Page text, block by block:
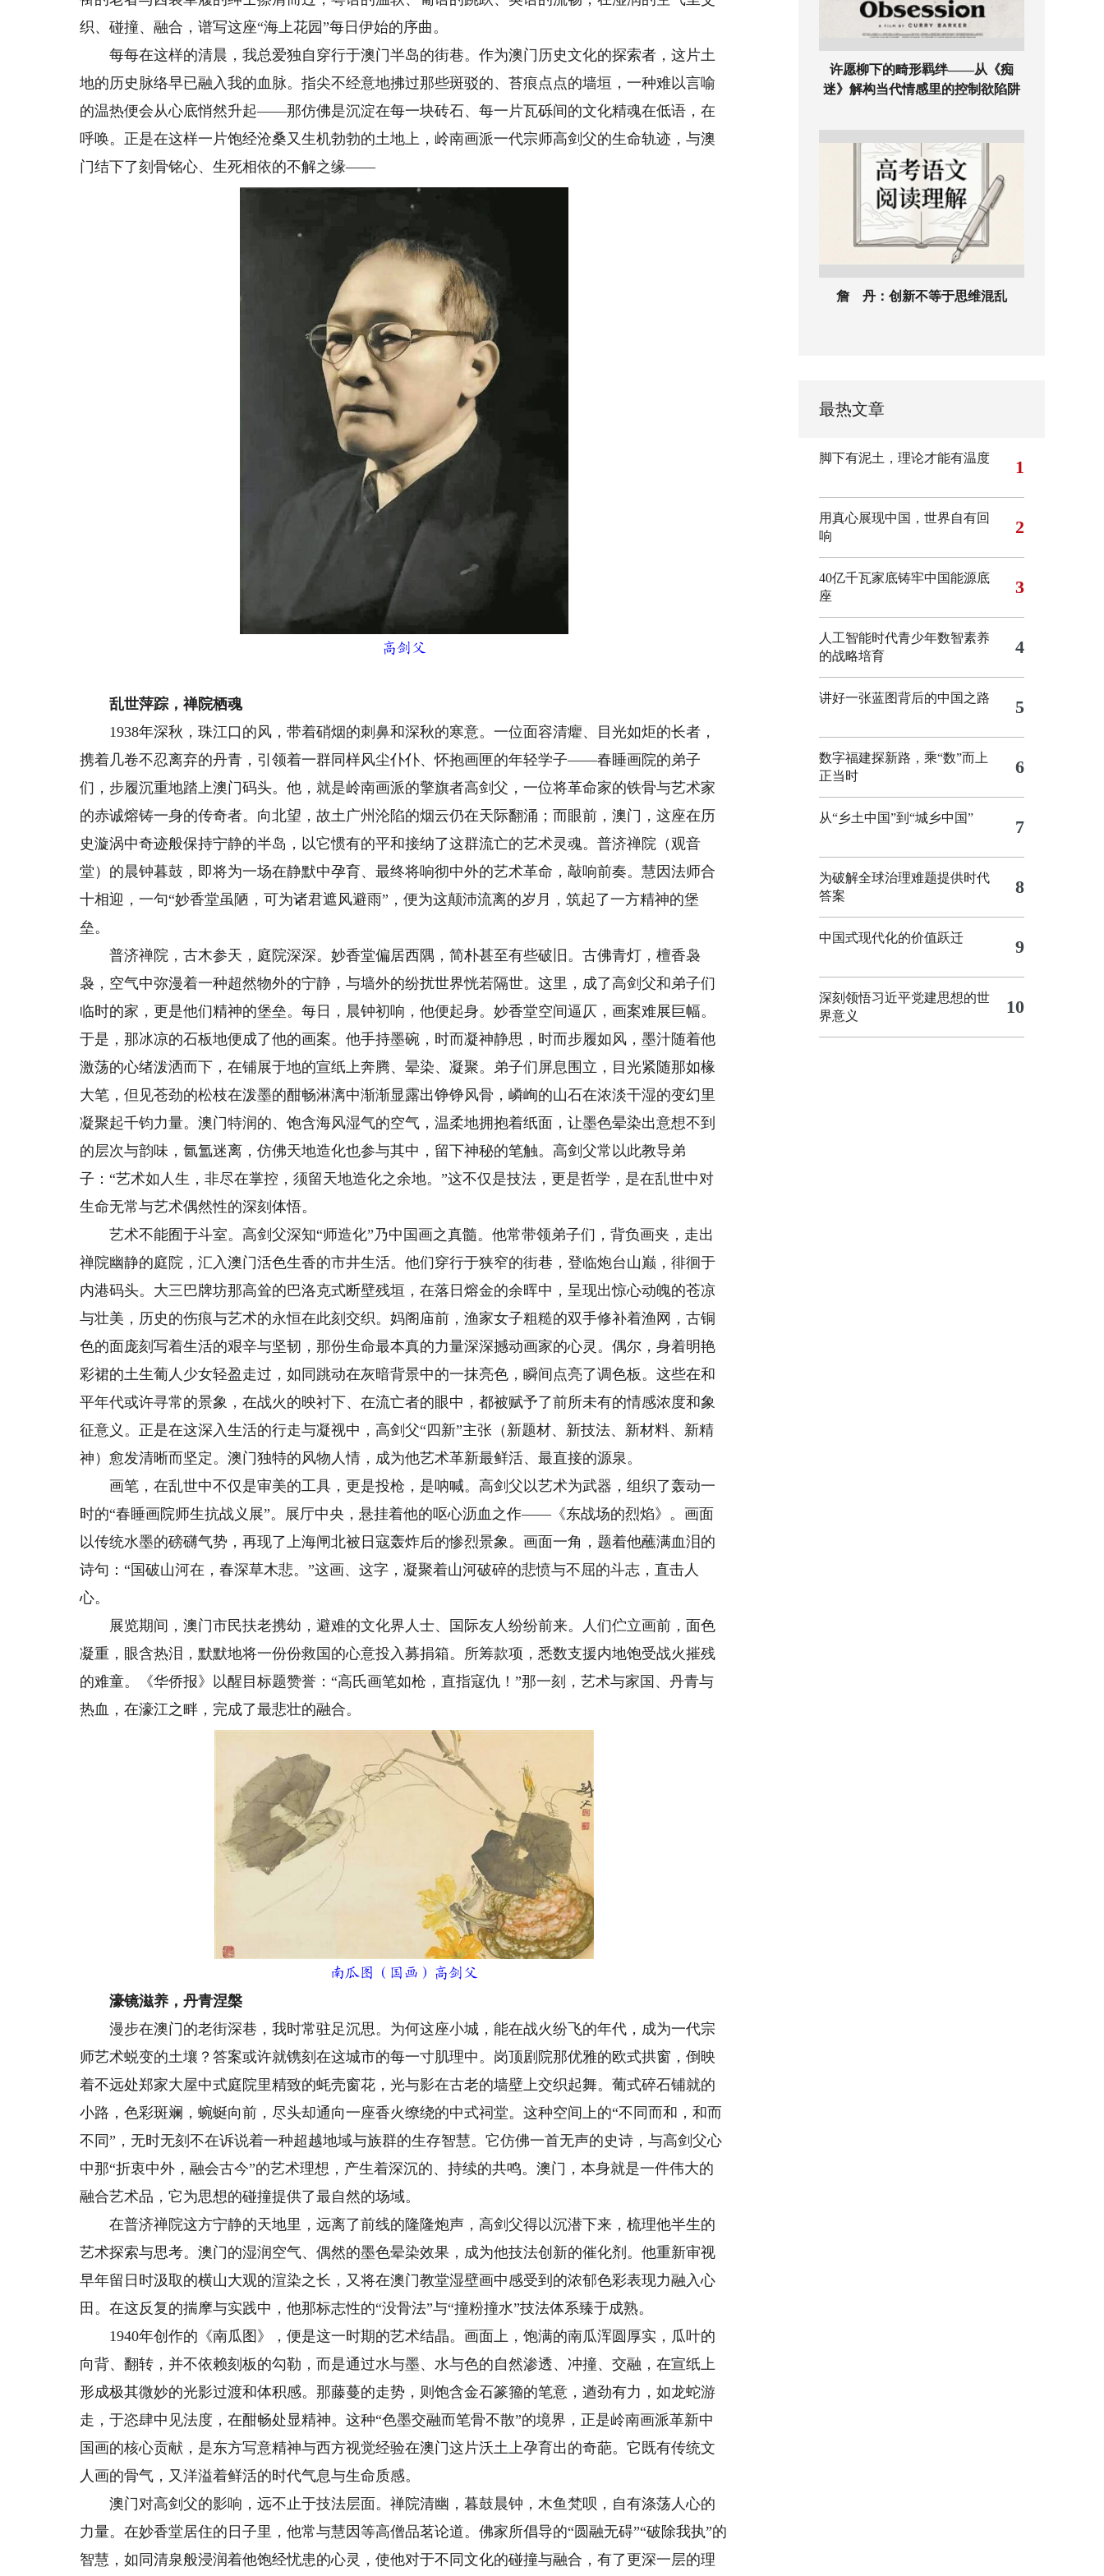
织、碰撞、融合，谱写这座“海上花园”每日伊始的序曲。
每每在这样的清晨，我总爱独自穿行于澳门半岛的街巷。作为澳门历史文化的探索者，这片土
地的历史脉络早已融入我的血脉。指尖不经意地拂过那些斑驳的、苔痕点点的墙垣，一种难以言喻
的温热便会从心底悄然升起——那仿佛是沉淀在每一块砖石、每一片瓦砾间的文化精魂在低语，在
呼唤。正是在这样一片饱经沧桑又生机勃勃的土地上，岭南画派一代宗师高剑父的生命轨迹，与澳
门结下了刻骨铭心、生死相依的不解之缘——
高剑父
乱世萍踪，禅院栖魂
1938年深秋，珠江口的风，带着硝烟的刺鼻和深秋的寒意。一位面容清癯、目光如炬的长者，
携着几卷不忍离弃的丹青，引领着一群同样风尘仆仆、怀抱画匣的年轻学子——春睡画院的弟子
们，步履沉重地踏上澳门码头。他，就是岭南画派的擎旗者高剑父，一位将革命家的铁骨与艺术家
的赤诚熔铸一身的传奇者。向北望，故土广州沦陷的烟云仍在天际翻涌；而眼前，澳门，这座在历
史漩涡中奇迹般保持宁静的半岛，以它惯有的平和接纳了这群流亡的艺术灵魂。普济禅院（观音
堂）的晨钟暮鼓，即将为一场在静默中孕育、最终将响彻中外的艺术革命，敲响前奏。慧因法师合
十相迎，一句“妙香堂虽陋，可为诸君遮风避雨”，便为这颠沛流离的岁月，筑起了一方精神的堡
垒。
普济禅院，古木参天，庭院深深。妙香堂偏居西隅，简朴甚至有些破旧。古佛青灯，檀香袅
袅，空气中弥漫着一种超然物外的宁静，与墙外的纷扰世界恍若隔世。这里，成了高剑父和弟子们
临时的家，更是他们精神的堡垒。每日，晨钟初响，他便起身。妙香堂空间逼仄，画案难展巨幅。
于是，那冰凉的石板地便成了他的画案。他手持墨碗，时而凝神静思，时而步履如风，墨汁随着他
激荡的心绪泼洒而下，在铺展于地的宣纸上奔腾、晕染、凝聚。弟子们屏息围立，目光紧随那如椽
大笔，但见苍劲的松枝在泼墨的酣畅淋漓中渐渐显露出铮铮风骨，嶙峋的山石在浓淡干湿的变幻里
凝聚起千钧力量。澳门特润的、饱含海风湿气的空气，温柔地拥抱着纸面，让墨色晕染出意想不到
的层次与韵味，氤氲迷离，仿佛天地造化也参与其中，留下神秘的笔触。高剑父常以此教导弟
子：“艺术如人生，非尽在掌控，须留天地造化之余地。”这不仅是技法，更是哲学，是在乱世中对
生命无常与艺术偶然性的深刻体悟。
艺术不能囿于斗室。高剑父深知“师造化”乃中国画之真髓。他常带领弟子们，背负画夹，走出
禅院幽静的庭院，汇入澳门活色生香的市井生活。他们穿行于狭窄的街巷，登临炮台山巅，徘徊于
内港码头。大三巴牌坊那高耸的巴洛克式断壁残垣，在落日熔金的余晖中，呈现出惊心动魄的苍凉
与壮美，历史的伤痕与艺术的永恒在此刻交织。妈阁庙前，渔家女子粗糙的双手修补着渔网，古铜
色的面庞刻写着生活的艰辛与坚韧，那份生命最本真的力量深深撼动画家的心灵。偶尔，身着明艳
彩裙的土生葡人少女轻盈走过，如同跳动在灰暗背景中的一抹亮色，瞬间点亮了调色板。这些在和
平年代或许寻常的景象，在战火的映衬下、在流亡者的眼中，都被赋予了前所未有的情感浓度和象
征意义。正是在这深入生活的行走与凝视中，高剑父“四新”主张（新题材、新技法、新材料、新精
神）愈发清晰而坚定。澳门独特的风物人情，成为他艺术革新最鲜活、最直接的源泉。
画笔，在乱世中不仅是审美的工具，更是投枪，是呐喊。高剑父以艺术为武器，组织了轰动一
时的“春睡画院师生抗战义展”。展厅中央，悬挂着他的呕心沥血之作——《东战场的烈焰》。画面
以传统水墨的磅礴气势，再现了上海闸北被日寇轰炸后的惨烈景象。画面一角，题着他蘸满血泪的
诗句：“国破山河在，春深草木悲。”这画、这字，凝聚着山河破碎的悲愤与不屈的斗志，直击人
心。
展览期间，澳门市民扶老携幼，避难的文化界人士、国际友人纷纷前来。人们伫立画前，面色
凝重，眼含热泪，默默地将一份份救国的心意投入募捐箱。所筹款项，悉数支援内地饱受战火摧残
的难童。《华侨报》以醒目标题赞誉：“高氏画笔如枪，直指寇仇！”那一刻，艺术与家国、丹青与
热血，在濠江之畔，完成了最悲壮的融合。
南瓜图（国画）高剑父
濠镜滋养，丹青涅槃
漫步在澳门的老街深巷，我时常驻足沉思。为何这座小城，能在战火纷飞的年代，成为一代宗
师艺术蜕变的土壤？答案或许就镌刻在这城市的每一寸肌理中。岗顶剧院那优雅的欧式拱窗，倒映
着不远处郑家大屋中式庭院里精致的蚝壳窗花，光与影在古老的墙壁上交织起舞。葡式碎石铺就的
小路，色彩斑斓，蜿蜒向前，尽头却通向一座香火缭绕的中式祠堂。这种空间上的“不同而和，和而
不同”，无时无刻不在诉说着一种超越地域与族群的生存智慧。它仿佛一首无声的史诗，与高剑父心
中那“折衷中外，融会古今”的艺术理想，产生着深沉的、持续的共鸣。澳门，本身就是一件伟大的
融合艺术品，它为思想的碰撞提供了最自然的场域。
在普济禅院这方宁静的天地里，远离了前线的隆隆炮声，高剑父得以沉潜下来，梳理他半生的
艺术探索与思考。澳门的湿润空气、偶然的墨色晕染效果，成为他技法创新的催化剂。他重新审视
早年留日时汲取的横山大观的渲染之长，又将在澳门教堂湿壁画中感受到的浓郁色彩表现力融入心
田。在这反复的揣摩与实践中，他那标志性的“没骨法”与“撞粉撞水”技法体系臻于成熟。
1940年创作的《南瓜图》，便是这一时期的艺术结晶。画面上，饱满的南瓜浑圆厚实，瓜叶的
向背、翻转，并不依赖刻板的勾勒，而是通过水与墨、水与色的自然渗透、冲撞、交融，在宣纸上
形成极其微妙的光影过渡和体积感。那藤蔓的走势，则饱含金石篆籀的笔意，遒劲有力，如龙蛇游
走，于恣肆中见法度，在酣畅处显精神。这种“色墨交融而笔骨不散”的境界，正是岭南画派革新中
国画的核心贡献，是东方写意精神与西方视觉经验在澳门这片沃土上孕育出的奇葩。它既有传统文
人画的骨气，又洋溢着鲜活的时代气息与生命质感。
澳门对高剑父的影响，远不止于技法层面。禅院清幽，暮鼓晨钟，木鱼梵呗，自有涤荡人心的
力量。在妙香堂居住的日子里，他常与慧因等高僧品茗论道。佛家所倡导的“圆融无碍”“破除我执”的
智慧，如同清泉般浸润着他饱经忧患的心灵，使他对于不同文化的碰撞与融合，有了更深一层的理
许愿柳下的畸形羁绊——从《痴
迷》解构当代情感里的控制欲陷阱
詹 丹：创新不等于思维混乱
最热文章
脚下有泥土，理论才能有温度 1
用真心展现中国，世界自有回
响
2
40亿千瓦家底铸牢中国能源底
座
3
人工智能时代青少年数智素养
的战略培育
4
讲好一张蓝图背后的中国之路 5
数字福建探新路，乘“数”而上
正当时
6
从“乡土中国”到“城乡中国” 7
为破解全球治理难题提供时代
答案
8
中国式现代化的价值跃迁 9
深刻领悟习近平党建思想的世
界意义
10